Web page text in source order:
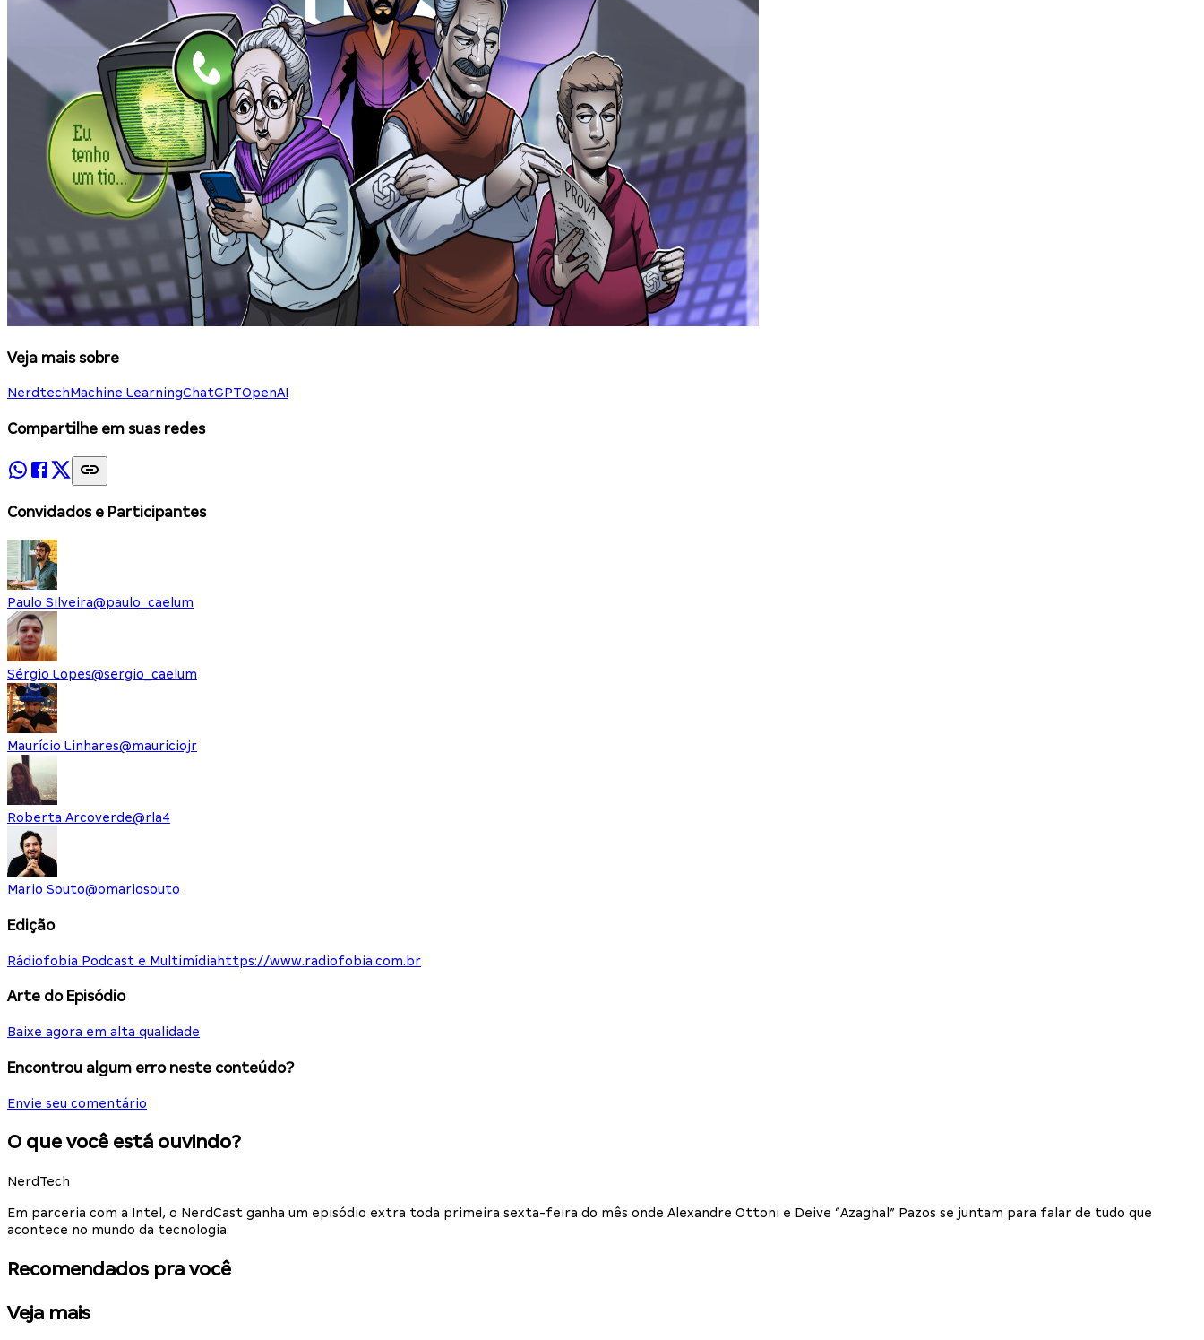
Veja mais sobre
NerdtechMachine LearningChatGPTOpenAI
Compartilhe em suas redes
Convidados e Participantes
Paulo Silveira@paulo_caelum
Sérgio Lopes@sergio_caelum
Maurício Linhares@mauriciojr
Roberta Arcoverde@rla4
Mario Souto@omariosouto
Edição
Rádiofobia Podcast e Multimídia https://www.radiofobia.com.br
Arte do Episódio
Baixe agora em alta qualidade
Encontrou algum erro neste conteúdo?
Envie seu comentário
O que você está ouvindo?
NerdTech
Em parceria com a Intel, o NerdCast ganha um episódio extra toda primeira sexta-feira do mês onde Alexandre Ottoni e Deive “Azaghal” Pazos se juntam para falar de tudo que
acontece no mundo da tecnologia.
Recomendados pra você
Veja mais